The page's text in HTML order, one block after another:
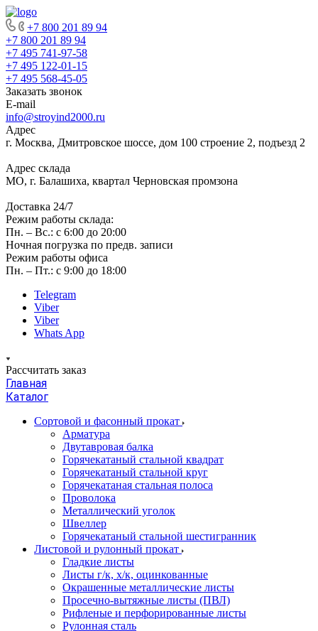
+7 800 201 89 94
+7 800 201 89 94
+7 495 741-97-58
+7 495 122-01-15
+7 495 568-45-05
Заказать звонок
E-mail
info@stroyind2000.ru
Адрес
г. Москва, Дмитровское шоссе, дом 100 строение 2, подъезд 2
Адрес склада
МО, г. Балашиха, квартал Черновская промзона
Доставка 24/7
Режим работы склада:
Пн. – Вс.: с 6:00 до 20:00
Ночная погрузка по предв. записи
Режим работы офиса
Пн. – Пт.: с 9:00 до 18:00
Telegram
Viber
Viber
Whats App
Рассчитать заказ
Главная
Каталог
Сортовой и фасонный прокат
Арматура
Двутавровая балка
Горячекатаный стальной квадрат
Горячекатаный стальной круг
Горячекатаная стальная полоса
Проволока
Металлический уголок
Швеллер
Горячекатаный стальной шестигранник
Листовой и рулонный прокат
Гладкие листы
Листы г/к, х/к, оцинкованные
Окрашенные металлические листы
Просечно-вытяжные листы (ПВЛ)
Рифленые и перфорированные листы
Рулонная сталь